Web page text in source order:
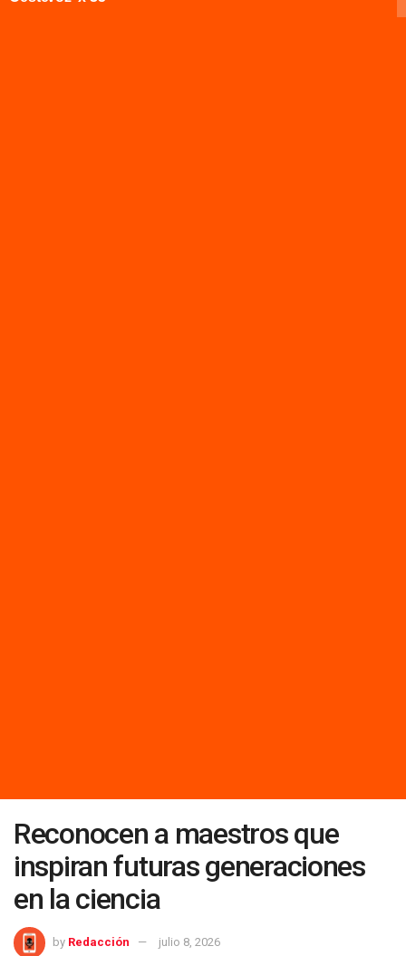
Reconocen a maestros que
inspiran futuras generaciones
en la ciencia
by Redacción julio 8, 2026